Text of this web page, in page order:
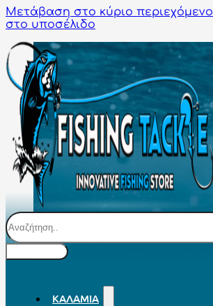
Μετάβαση στο κύριο περιεχόμενο
στο υποσέλιδο
Αναζήτηση
ΚΑΛΆΜΙΑ